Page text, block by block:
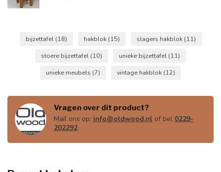
bijzettafel (18) hakblok (15) slagers hakblok (11)
stoere bijzettafel (10) unieke bijzettafel (11)
unieke meubels (7) vintage hakblok (12)
Vragen over dit product?
Mail ons op: info@oldwood.nl of bel 0229-
202292.